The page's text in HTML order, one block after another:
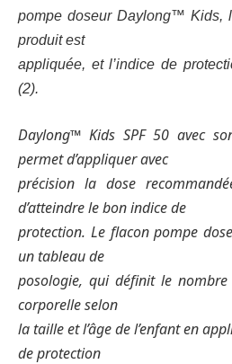
pompe doseur Daylong™ Kids,
produit est
appliquée, et l’indice de
(2).
Daylong™ Kids SPF 50 avec
permet d’appliquer avec
précision la dose
d’atteindre le bon indice de
protection. Le flacon pompe
un tableau de
posologie, qui définit le
corporelle selon
la taille et l’âge de l’enfant en
de protection